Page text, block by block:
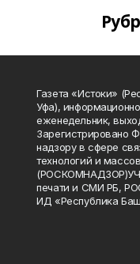
Газета «Истоки»
Уфа),
еженедельник,
Зарегистрировано
надзору в сфере
технологий и
печати и СМИ РБ,
ИД «Республика